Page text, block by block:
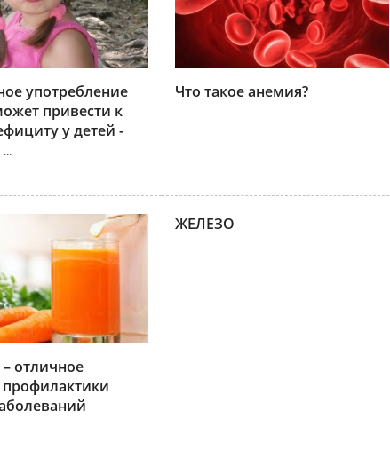
употребление
привести к
у детей -
...
Что такое анемия?
отличное
профилактики
ЖЕЛЕЗО